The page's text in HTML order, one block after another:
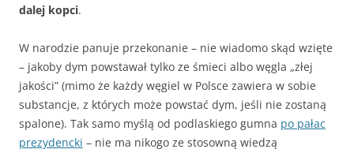
dalej kopci.
W narodzie panuje przekonanie – nie wiadomo skąd wzięte
– jakoby dym powstawał tylko ze śmieci albo węgla „złej
jakości” (mimo że każdy węgiel w Polsce zawiera w sobie
substancje, z których może powstać dym, jeśli nie zostaną
spalone). Tak samo myślą od podlaskiego gumna po pałac
prezydencki – nie ma nikogo ze stosowną wiedzą